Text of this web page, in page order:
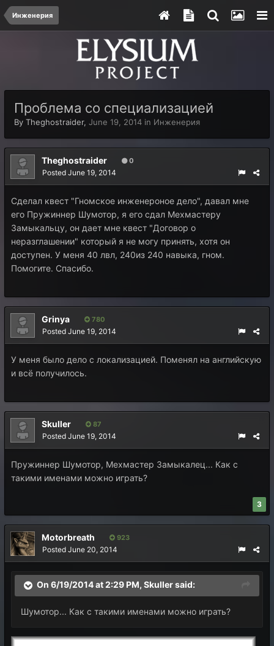
Инженерия
Проблема со специализацией
By Theghostraider, June 19, 2014 in Инженерия
Theghostraider 0
Posted June 19, 2014
Сделал квест "Гномское инженероное дело", давал мне
его Пружиннер Шумотор, я его сдал Мехмастеру
Замыкальцу, он дает мне квест "Договор о
неразглашении" который я не могу принять, хотя он
доступен. У меня 40 лвл, 240из 240 навыка, гном.
Помогите. Спасибо.
Grinya 780
Posted June 19, 2014
У меня было дело с локализацией. Поменял на английскую
и всё получилось.
Skuller 87
Posted June 19, 2014
Пружиннер Шумотор, Мехмастер Замыкалец... Как с
такими именами можно играть?
3
Motorbreath 923
Posted June 20, 2014
On 6/19/2014 at 2:29 PM, Skuller said:
Шумотор... Как с такими именами можно играть?